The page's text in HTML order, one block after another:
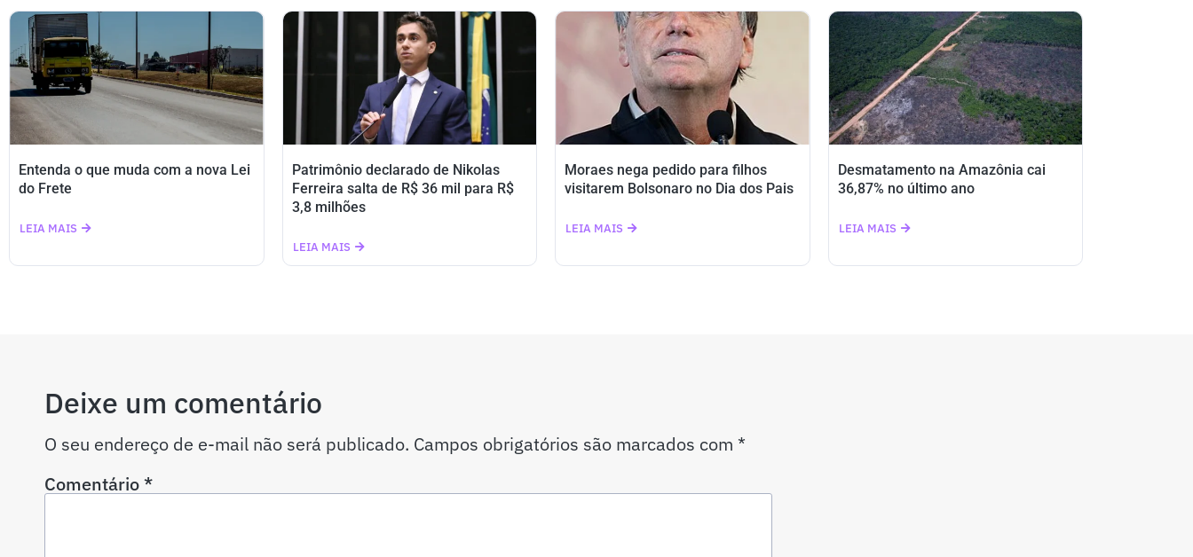
Entenda o que muda com a nova Lei
do Frete
LEIA MAIS
Patrimônio declarado de Nikolas
Ferreira salta de R$ 36 mil para R$
3,8 milhões
LEIA MAIS
Moraes nega pedido para filhos
visitarem Bolsonaro no Dia dos Pais
LEIA MAIS
Desmatamento na Amazônia cai
36,87% no último ano
LEIA MAIS
Deixe um comentário
O seu endereço de e-mail não será publicado. Campos obrigatórios são marcados com *
Comentário*